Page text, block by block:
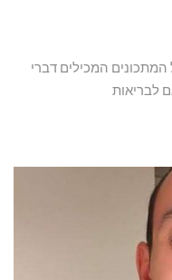
המתכונים המכילים דברי
לבריאות